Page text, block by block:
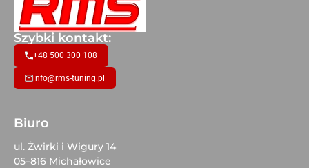
Szybki kontakt:
+48 500 300 108
info@rms-tuning.pl
Biuro
ul. Żwirki i Wigury 14
05–816 Michałowice